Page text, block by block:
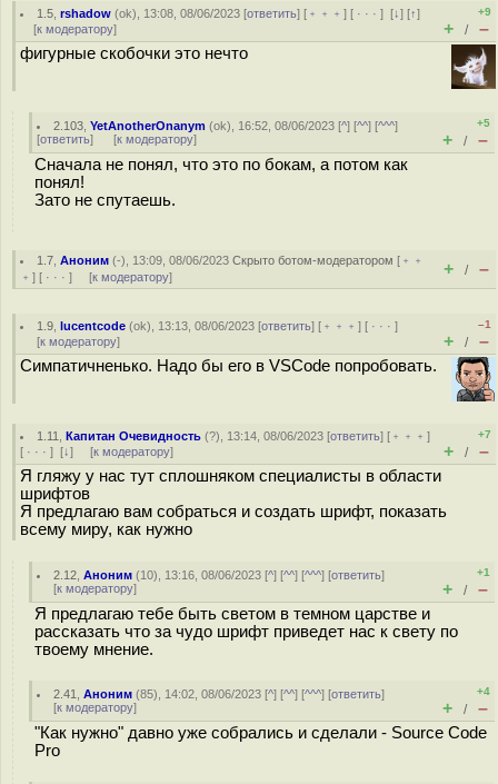
1.5 ,rshadow (ok), 13:08, 08/06/2023 [ответить] [ ﹢﹢﹢] [ · · ·][↓] [↑]
[к модератору]
+9
+ / –
фигурные скобочки это нечто
2.103 ,YetAnotherOnanym (ok), 16:52, 08/06/2023 [^] [^^] [^^^]
[ответить] [к модератору]
+5
+ / –
Сначала не понял, что это по бокам, а потом как
понял!
Зато не спутаешь.
1.7 ,Аноним (-), 13:09, 08/06/2023Скрыто ботом-модератором [ ﹢﹢
﹢ ] [ · · · ] [к модератору] + / –
1.9 ,lucentcode (ok), 13:13, 08/06/2023 [ответить] [ ﹢﹢﹢] [ · · ·]
[к модератору]
–1
+ / –
Симпатичненько. Надо бы его в VSCode попробовать.
1.11 ,Капитан Очевидность (?), 13:14, 08/06/2023 [ответить] [ ﹢﹢﹢]
[ · · · ] [↓] [к модератору]
+7
+ / –
Я гляжу у нас тут сплошняком специалисты в области
шрифтов
Я предлагаю вам собраться и создать шрифт, показать
всему миру, как нужно
2.12 ,Аноним (10), 13:16, 08/06/2023 [^] [^^] [^^^] [ответить]
[к модератору]
+1
+ / –
Я предлагаю тебе быть светом в темном царстве и
рассказать что за чудо шрифт приведет нас к свету по
твоему мнение.
2.41 ,Аноним (85), 14:02, 08/06/2023 [^] [^^] [^^^] [ответить]
[к модератору]
+4
+ / –
"Как нужно" давно уже собрались и сделали - Source Code
Pro